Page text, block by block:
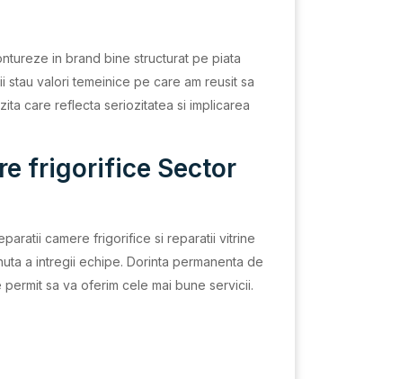
in brand bine structurat pe piata
stau valori temeinice pe care am reusit sa
care reflecta seriozitatea si implicarea
frigorifice Sector
camere frigorifice si reparatii vitrine
a intregii echipe. Dorinta permanenta de
sa va oferim cele mai bune servicii.